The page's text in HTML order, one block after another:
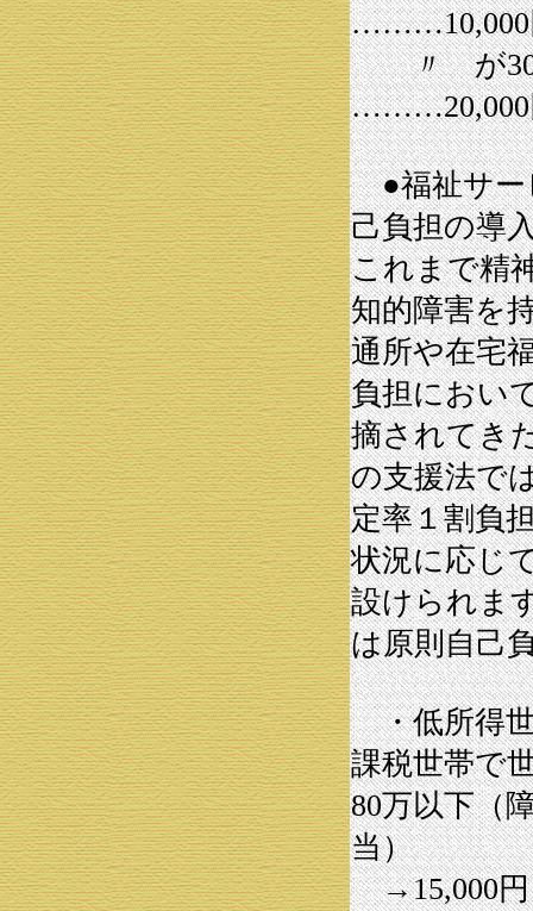
………10,000
〃 が
………20,000
●福祉サー
己負担の導
これまで精
知的障害を
通所や在宅
負担におい
摘されてき
の支援法で
定率１割負
状況に応じ
設けられま
は原則自己
・低所得
課税世帯で
80万以下（
当）
→15,000円